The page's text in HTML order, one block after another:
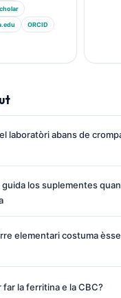
ORCID
laboratòri abans de
los suplementes
elementari costuma
far la ferritina e la CBC?